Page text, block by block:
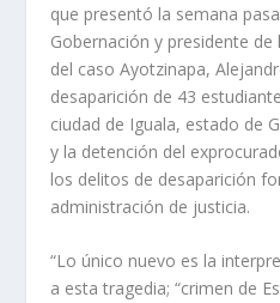
que presentó la semana
Gobernación y presidente de
del caso Ayotzinapa,
desaparición de 43
ciudad de Iguala, estado de
y la detención del
los delitos de desaparición
administración de justicia.
“Lo único nuevo es la
a esta tragedia; “crimen de